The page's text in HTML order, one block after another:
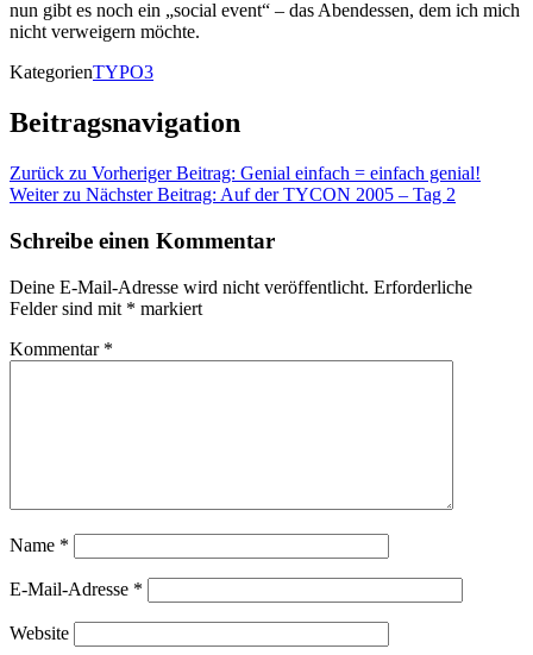
nun gibt es noch ein „social event“ – das Abendessen, dem ich mich
nicht verweigern möchte.
KategorienTYPO3
Beitragsnavigation
Zurück zu Vorheriger Beitrag: Genial einfach = einfach genial!
Weiter zu Nächster Beitrag: Auf der TYCON 2005 – Tag 2
Schreibe einen Kommentar
Deine E-Mail-Adresse wird nicht veröffentlicht. Erforderliche
Felder sind mit * markiert
Kommentar *
Name *
E-Mail-Adresse *
Website